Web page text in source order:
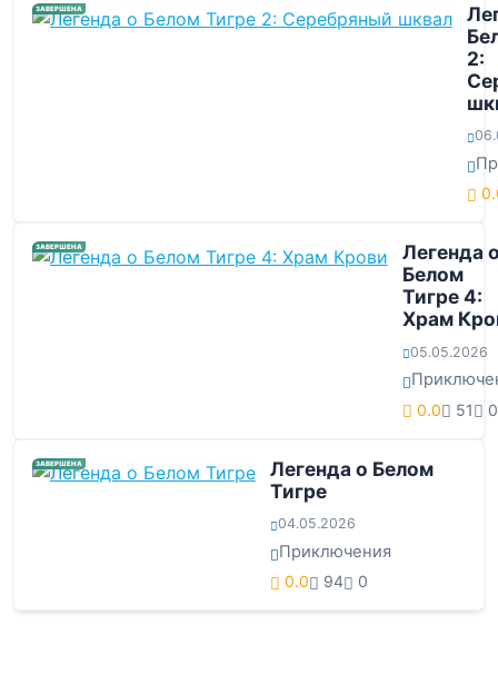
ЗАВЕРШЕНА
2:
ЗАВЕРШЕНА
Легенда
Белом
Тигре 4:
Храм
05.05.2026
0.0 51 0
ЗАВЕРШЕНА
Легенда о Белом
Тигре
04.05.2026
Приключения
0.0 94 0